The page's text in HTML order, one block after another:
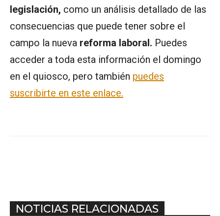
legislación, como un análisis detallado de las
consecuencias que puede tener sobre el
campo la nueva reforma laboral. Puedes
acceder a toda esta información el domingo
en el quiosco, pero también puedes
suscribirte en este enlace.
NOTICIAS RELACIONADAS